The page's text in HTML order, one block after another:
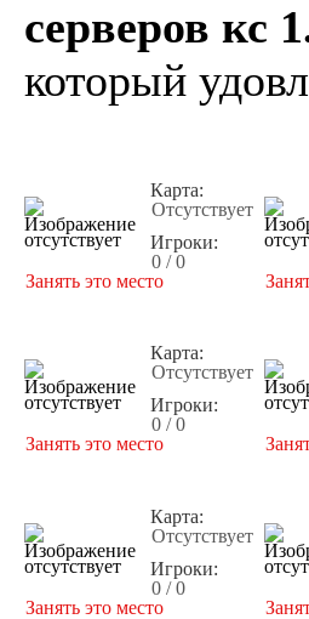
серверов кс
который
Карта:
Отсутствует
Игроки:
0 / 0
Занять это место
Карта:
Отсутствует
Игроки:
0 / 0
Занять это место
Карта:
Отсутствует
Игроки:
0 / 0
Занять это место